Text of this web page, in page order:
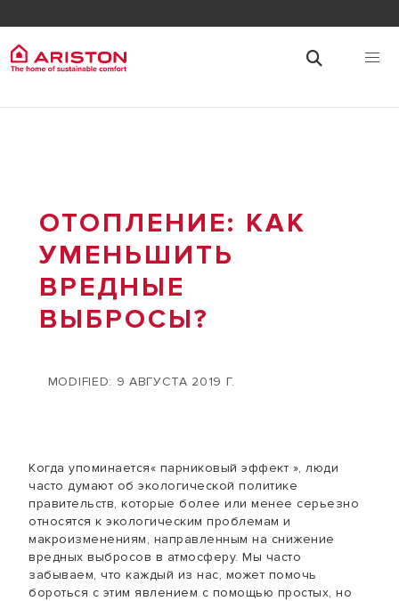
ОТОПЛЕНИЕ: КАК
УМЕНЬШИТЬ
ВРЕДНЫЕ
ВЫБРОСЫ?
MODIFIED: 9 АВГУСТА 2019 Г.
Когда упоминается« парниковый эффект », люди
часто думают об экологической политике
правительств, которые более или менее серьезно
относятся к экологическим проблемам и
макроизменениям, направленным на снижение
вредных выбросов в атмосферу. Мы часто
забываем, что каждый из нас, может помочь
бороться с этим явлением с помощью простых, но